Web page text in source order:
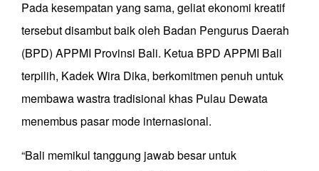
Pada kesempatan yang sama, geliat ekonomi kreatif
tersebut disambut baik oleh Badan Pengurus Daerah
(BPD) APPMI Provinsi Bali. Ketua BPD APPMI Bali
terpilih, Kadek Wira Dika, berkomitmen penuh untuk
membawa wastra tradisional khas Pulau Dewata
menembus pasar mode internasional.
“Bali memikul tanggung jawab besar untuk